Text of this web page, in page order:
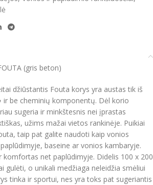
(gris beton)
džiūstantis Fouta korys yra austas tik iš
be cheminių komponentų. Dėl korio
sugeria ir minkštesnis nei įprastas
užims mažai vietos rankinėje. Puikiai
taip pat galite naudoti kaip vonios
baseine ar vonios kambaryje.
komfortas net paplūdimyje. Didelis 100 x 200
gulėti, o unikali medžiaga neleidžia smėliui
tinka ir sportui, nes yra toks pat sugeriantis